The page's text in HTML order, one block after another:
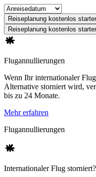
Reiseplanung kostenlos
Reiseplanung kostenlos
Flugannullierungen
Wenn Ihr internationaler
Alternative storniert wird,
bis zu 24 Monate.
Mehr erfahren
Flugannullierungen
Internationaler Flug